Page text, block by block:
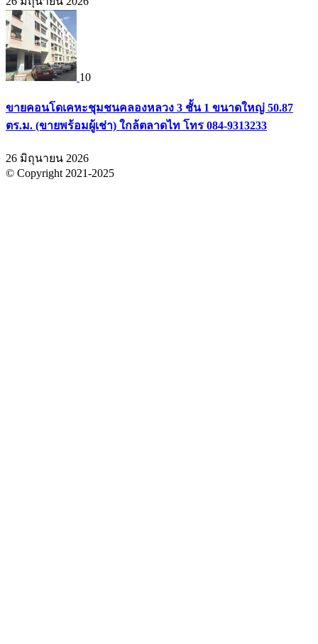
10
ขายคอนโดเคหะชุมชนคลองหลวง 3 ชั้น 1 ขนาดใหญ่ 50.87
ตร.ม. (ขายพร้อมผู้เช่า) ใกล้ตลาดไท โทร 084-9313233
26 มิถุนายน 2026
© Copyright 2021-2025